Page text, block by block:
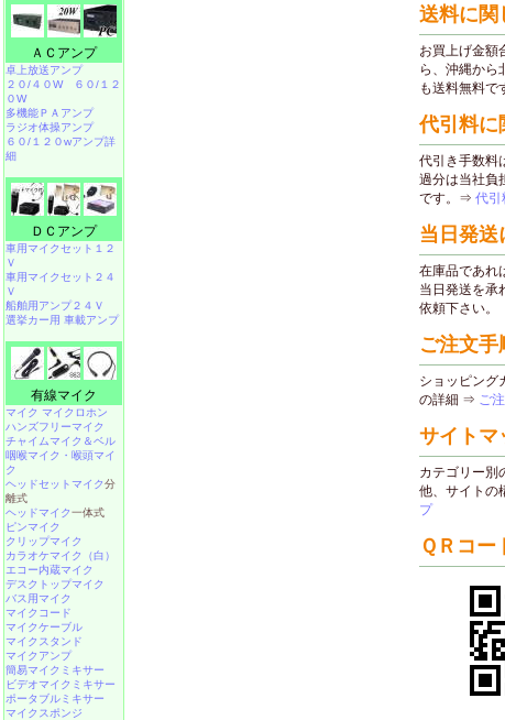
ＡＣアンプ
卓上放送アンプ
２０/４０W
６０/１２
０W
多機能ＰＡアンプ
ラジオ体操アンプ
６０/１２０wアンプ詳
細
ＤＣアンプ
車用マイクセット１２
Ｖ
車用マイクセット２４
Ｖ
船舶用アンプ２４Ｖ
選挙カー用 車載アンプ
有線マイク
マイク マイクロホン
ハンズフリーマイク
チャイムマイク＆ベル
咽喉マイク・喉頭マイ
ク
ヘッドセットマイク分
離式
ヘッドマイク一体式
ピンマイク
クリップマイク
カラオケマイク（白）
エコー内蔵マイク
デスクトップマイク
バス用マイク
マイクコード
マイクケーブル
マイクスタンド
マイクアンプ
簡易マイクミキサー
ビデオマイクミキサー
ポータブルミキサー
マイクスポンジ